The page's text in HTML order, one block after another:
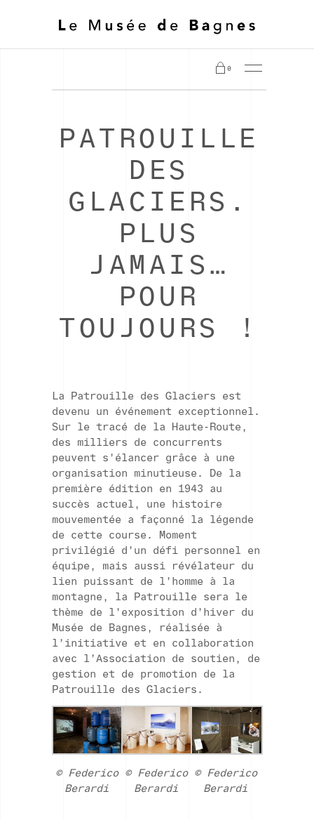
0
PATROUILLE
DES
GLACIERS.
PLUS
JAMAIS…
POUR
TOUJOURS !
La Patrouille des Glaciers est
devenu un événement exceptionnel.
Sur le tracé de la Haute-Route,
des milliers de concurrents
peuvent s’élancer grâce à une
organisation minutieuse. De la
première édition en 1943 au
succès actuel, une histoire
mouvementée a façonné la légende
de cette course. Moment
privilégié d’un défi personnel en
équipe, mais aussi révélateur du
lien puissant de l’homme à la
montagne, la Patrouille sera le
thème de l’exposition d’hiver du
Musée de Bagnes, réalisée à
l’initiative et en collaboration
avec l’Association de soutien, de
gestion et de promotion de la
Patrouille des Glaciers.
© Federico
Berardi
© Federico
Berardi
© Federico
Berardi